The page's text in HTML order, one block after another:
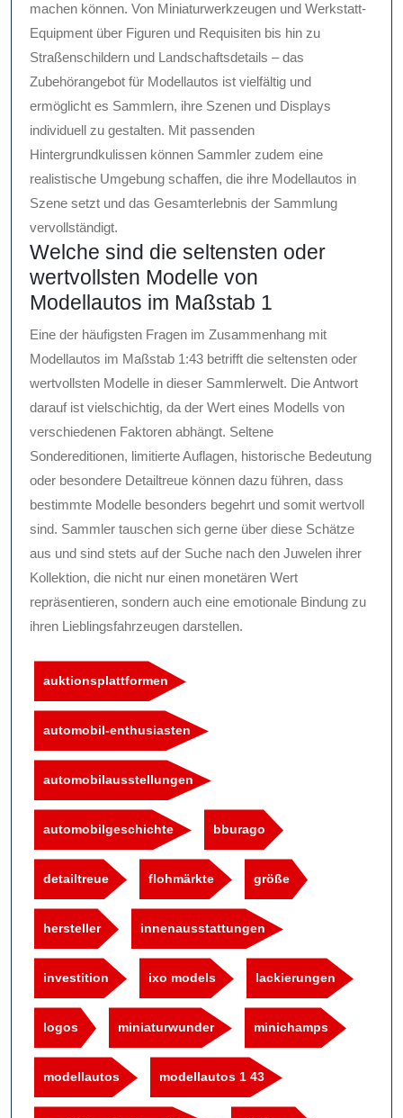
machen können. Von Miniaturwerkzeugen und Werkstatt-
Equipment über Figuren und Requisiten bis hin zu
Straßenschildern und Landschaftsdetails – das
Zubehörangebot für Modellautos ist vielfältig und
ermöglicht es Sammlern, ihre Szenen und Displays
individuell zu gestalten. Mit passenden
Hintergrundkulissen können Sammler zudem eine
realistische Umgebung schaffen, die ihre Modellautos in
Szene setzt und das Gesamterlebnis der Sammlung
vervollständigt.
Welche sind die seltensten oder
wertvollsten Modelle von
Modellautos im Maßstab 1
Eine der häufigsten Fragen im Zusammenhang mit
Modellautos im Maßstab 1:43 betrifft die seltensten oder
wertvollsten Modelle in dieser Sammlerwelt. Die Antwort
darauf ist vielschichtig, da der Wert eines Modells von
verschiedenen Faktoren abhängt. Seltene
Sondereditionen, limitierte Auflagen, historische Bedeutung
oder besondere Detailtreue können dazu führen, dass
bestimmte Modelle besonders begehrt und somit wertvoll
sind. Sammler tauschen sich gerne über diese Schätze
aus und sind stets auf der Suche nach den Juwelen ihrer
Kollektion, die nicht nur einen monetären Wert
repräsentieren, sondern auch eine emotionale Bindung zu
ihren Lieblingsfahrzeugen darstellen.
auktionsplattformen
automobil-enthusiasten
automobilausstellungen
automobilgeschichte bburago
detailtreue flohmärkte größe
hersteller innenausstattungen
investition ixo models lackierungen
logos miniaturwunder minichamps
modellautos modellautos 1 43